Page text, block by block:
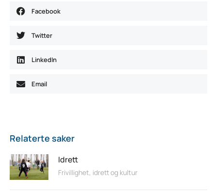
Facebook
Twitter
LinkedIn
Email
Relaterte saker
Idrett
Frivillighet, idrett og kultur